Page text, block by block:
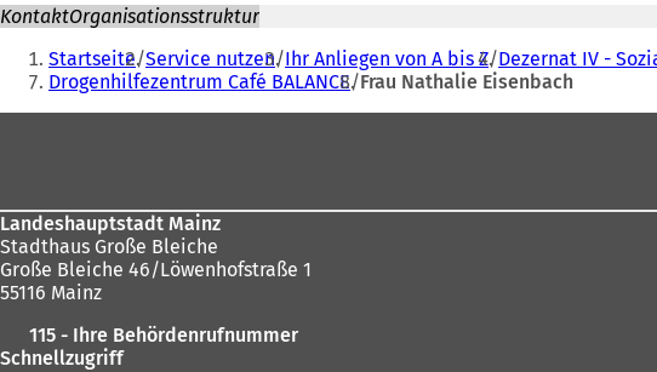
KontaktOrganisationsstruktur
Sie
befinden
sich
Startseite Service nutzen Ihr Anliegen von A bis Z Dezernat IV -
Drogenhilfezentrum Café BALANCE Frau Nathalie Eisenbach
Landeshauptstadt Mainz
Stadthaus Große Bleiche
Große Bleiche 46/Löwenhofstraße 1
55116 Mainz
115 - Ihre Behördenrufnummer
Schnellzugriff